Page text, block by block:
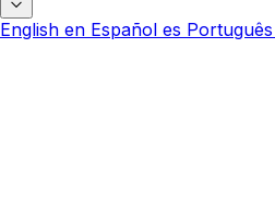
English en Español es Português